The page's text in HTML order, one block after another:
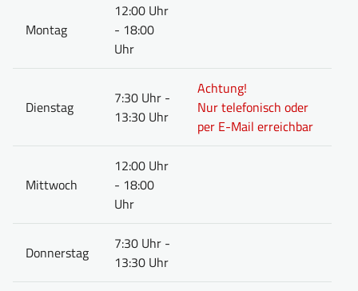
Montag
12:00 Uhr
- 18:00
Uhr
Dienstag
7:30 Uhr -
13:30 Uhr
Achtung!
Nur telefonisch oder
per E-Mail erreichbar
Mittwoch
12:00 Uhr
- 18:00
Uhr
Donnerstag
7:30 Uhr -
13:30 Uhr